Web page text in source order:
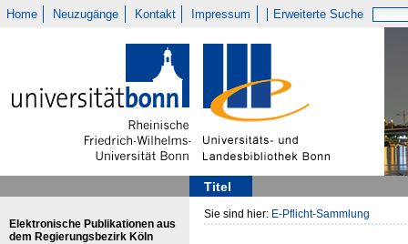
Home Neuzugänge Kontakt Impressum Erweiterte Suche
Titel
Elektronische Publikationen aus
dem Regierungsbezirk Köln
Sie sind hier: E-Pflicht-Sammlung